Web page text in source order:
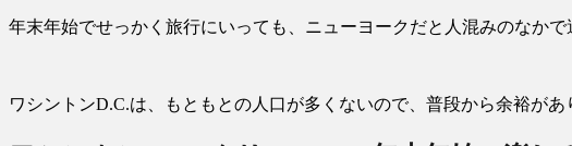
年末年始でせっかく旅行にいっても、ニューヨークだと人混みのなか
ワシントンD.C.は、もともとの人口が多くないので、普段から余裕が